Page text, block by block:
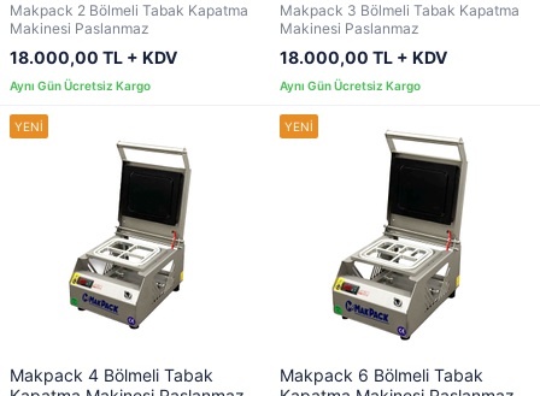
Makpack 2 Bölmeli Tabak Kapatma
Makinesi Paslanmaz
18.000,00 TL + KDV
Makpack 3 Bölmeli Tabak Kapatma
Makinesi Paslanmaz
18.000,00 TL + KDV
Makpack 4 Bölmeli Tabak
Makpack 6 Bölmeli Tabak